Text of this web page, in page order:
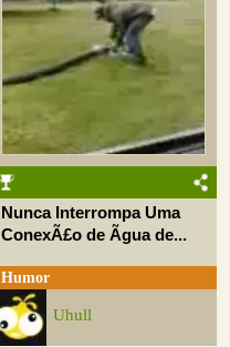
Nunca Interrompa Uma
ConexÃ£o de Ãgua de...
Humor
Uhull